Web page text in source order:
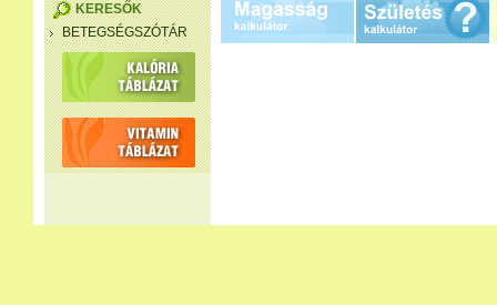
KERESŐK
BETEGSÉGSZÓTÁR